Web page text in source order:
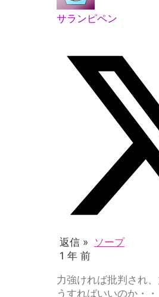
サランピペン
返信 » ソープ
1 年 前
力強ければ批判され
うすればいいのか・